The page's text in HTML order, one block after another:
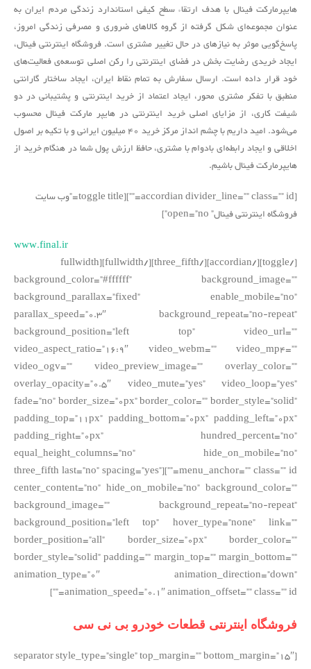
هایپرمارکت فینال با هدف ارتقاء سطح کیفی استاندارد زندگی مردم ایران به
عنوان مجموعه‌ای شکل گرفته از گروه کالاهای ضروری و مصرفی زندگی امروز،
پاسخ‌گویی موثر به نیازهای در حال تغییر مشتری است. فروشگاه اینترنتی فینال،
ایجاد خریدی رضایت بخش در فضای اینترنتی را رکن اصلی توسعه‌ی فعالیت‌های
خود قرار داده است. ارسال سفارش به تمام نقاط ایران، ایجاد ساختار گارانتی
منطبق با تفکر مشتری محور، ایجاد اعتماد از خرید اینترنتی و پشتیبانی در دو
شیفت کاری، از مزایای اصلی خرید اینترنتی در هایپر مارکت فینال محسوب
می‌شود. امید داریم با چشم انداز مرکز خرید 40 میلیون ایرانی و با تکیه بر اصول
اخلاقی و ایجاد رابطه‌ای بادوام با مشتری، حافظ ارزش پول شما در هنگام خرید از
هایپرمارکت فینال باشیم.
[accordian divider_line=”” class=”” id=””][toggle title=”وب سایت
فروشگاه اینترنتی فینال” open=”no”]
www.final.ir
[/toggle][/accordian][/three_fifth][/fullwidth][fullwidth
background_color=”#ffffff” background_image=””
background_parallax=”fixed” enable_mobile=”no”
parallax_speed=”0.3″ background_repeat=”no-repeat”
background_position=”left top” video_url=””
video_aspect_ratio=”16:9″ video_webm=”” video_mp4=””
video_ogv=”” video_preview_image=”” overlay_color=””
overlay_opacity=”0.5″ video_mute=”yes” video_loop=”yes”
fade=”no” border_size=”0px” border_color=”” border_style=”solid”
padding_top=”11px” padding_bottom=”0px” padding_left=”0px”
padding_right=”0px” hundred_percent=”no”
equal_height_columns=”no” hide_on_mobile=”no”
menu_anchor=”” class=”” id=””][three_fifth last=”no” spacing=”yes”
center_content=”no” hide_on_mobile=”no” background_color=””
background_image=”” background_repeat=”no-repeat”
background_position=”left top” hover_type=”none” link=””
border_position=”all” border_size=”0px” border_color=””
border_style=”solid” padding=”” margin_top=”” margin_bottom=””
animation_type=”0″ animation_direction=”down”
animation_speed=”0.1″ animation_offset=”” class=”” id=””]
فروشگاه اینترنتی قطعات خودرو بی نی سی
[separator style_type=”single” top_margin=”” bottom_margin=”15″